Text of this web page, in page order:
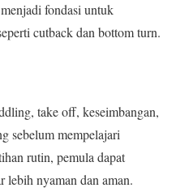
fondasi untuk
cutback dan bottom turn.
take off, keseimbangan,
sebelum mempelajari
rutin, pemula dapat
lebih nyaman dan aman.